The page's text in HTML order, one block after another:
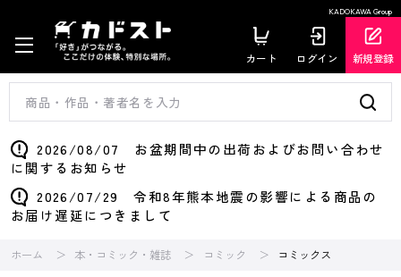
KADOKAWA Group
カート ログイン 新規登録
2026/08/07 お盆期間中の出荷およびお問い合わせ
に関するお知らせ
2026/07/29 令和8年熊本地震の影響による商品の
お届け遅延につきまして
ホーム 本・コミック・雑誌 コミック コミックス